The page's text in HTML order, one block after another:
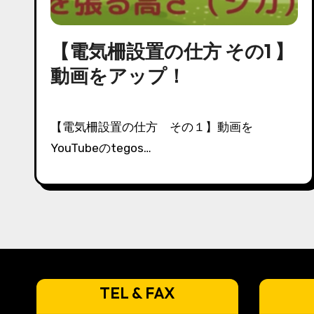
【電気柵設置の仕方 その1 】
動画をアップ！
【電気柵設置の仕方 その１】動画を
YouTubeのtegos…
TEL & FAX